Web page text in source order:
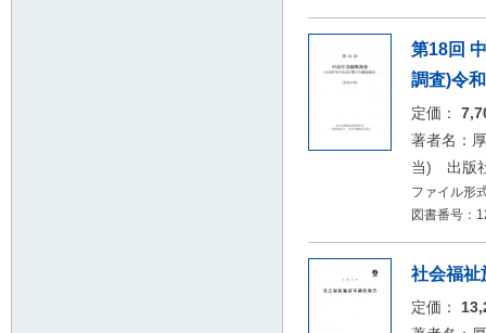
第18回
調査)令
定価：
著者名：
当) 出版
ファイル形
図書番号：
社会福祉
定価：